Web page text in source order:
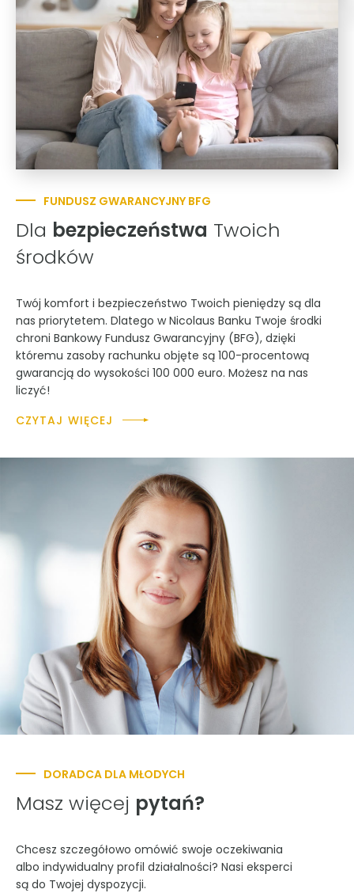
FUNDUSZ GWARANCYJNY BFG
Dla bezpieczeństwa Twoich
środków
Twój komfort i bezpieczeństwo Twoich pieniędzy są dla
nas priorytetem. Dlatego w Nicolaus Banku Twoje środki
chroni Bankowy Fundusz Gwarancyjny (BFG), dzięki
któremu zasoby rachunku objęte są 100-procentową
gwarancją do wysokości 100 000 euro. Możesz na nas
liczyć!
CZYTAJ WIĘCEJ
DORADCA DLA MŁODYCH
Masz więcej pytań?
Chcesz szczegółowo omówić swoje oczekiwania
albo indywidualny profil działalności? Nasi eksperci
są do Twojej dyspozycji.